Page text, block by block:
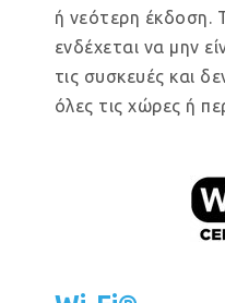
ή νεότερη έκδοση.
ενδέχεται να μην
τις συσκευές και
όλες τις χώρες ή